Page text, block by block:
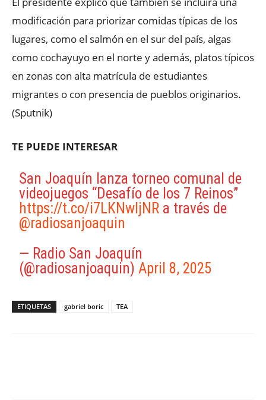
modificación para priorizar comidas típicas de los
lugares, como el salmón en el sur del país, algas
como cochayuyo en el norte y además, platos típicos
en zonas con alta matrícula de estudiantes
migrantes o con presencia de pueblos originarios.
(Sputnik)
TE PUEDE INTERESAR
San Joaquín lanza torneo comunal de
videojuegos “Desafío de los 7 Reinos”
https://t.co/i7LKNwljNR a través de
@radiosanjoaquin
— Radio San Joaquín
(@radiosanjoaquin) April 8, 2025
ETIQUETAS gabriel boric TEA